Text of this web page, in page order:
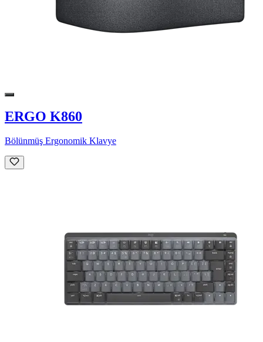
ERGO K860
Bölünmüş Ergonomik Klavye